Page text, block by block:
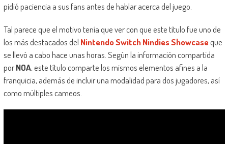
pidió paciencia a sus fans antes de hablar acerca del juego.
Tal parece que el motivo tenía que ver con que este título fue uno de
los más destacados del Nintendo Switch Nindies Showcaseque
se llevó a cabo hace unas horas. Según la información compartida
porNOA, este título comparte los mismos elementos afines a la
franquicia, además de incluir una modalidad para dos jugadores, así
como múltiples cameos.